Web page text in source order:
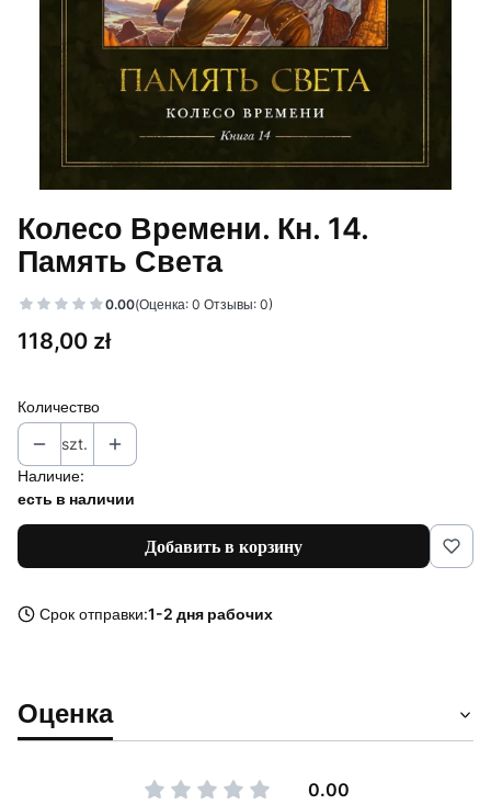
Колесо Времени. Кн. 14.
Память Света
0.00(Оценка: 0 Отзывы: 0)
Цена
118,00 zł
Количество
szt.
Наличие:
есть в наличии
Добавить в корзину
Срок отправки:1-2 дня рабочих
Оценка
0.00